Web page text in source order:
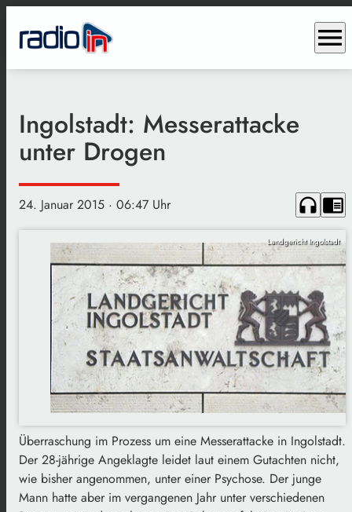
menu
Ingolstadt: Messerattacke
unter Drogen
24. Januar 2015 · 06:47 Uhr headphones chrome_reader_mode
Landgericht Ingolstadt
Überraschung im Prozess um eine Messerattacke in Ingolstadt.
Der 28-jährige Angeklagte leidet laut einem Gutachten nicht,
wie bisher angenommen, unter einer Psychose. Der junge
Mann hatte aber im vergangenen Jahr unter verschiedenen